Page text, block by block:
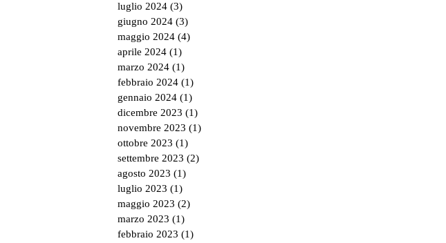
luglio 2024 (3)
giugno 2024 (3)
maggio 2024 (4)
aprile 2024 (1)
marzo 2024 (1)
febbraio 2024 (1)
gennaio 2024 (1)
dicembre 2023 (1)
novembre 2023 (1)
ottobre 2023 (1)
settembre 2023 (2)
agosto 2023 (1)
luglio 2023 (1)
maggio 2023 (2)
marzo 2023 (1)
febbraio 2023 (1)